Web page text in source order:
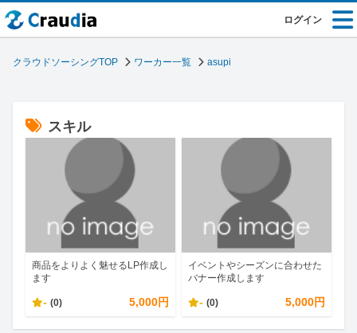
ログイン
クラウドソーシングTOP ワーカー一覧 asupi
スキル
商品をよりよく魅せるLP作成し
ます
- (0) 5,000円
イベントやシーズンに合わせた
バナー作成します
- (0) 5,000円